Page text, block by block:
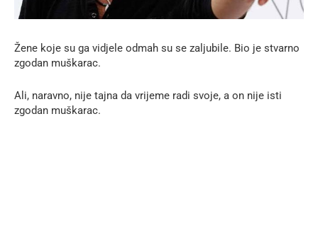
Žene koje su ga vidjele odmah su se zaljubile. Bio je stvarno
zgodan muškarac.
Ali, naravno, nije tajna da vrijeme radi svoje, a on nije isti
zgodan muškarac.